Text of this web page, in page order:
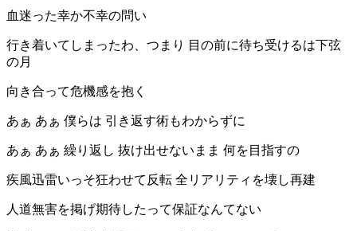
血迷った幸か不幸の問い
行き着いてしまったわ、つまり 目の前に待ち受けるは下弦
の月
向き合って危機感を抱く
あぁ あぁ 僕らは 引き返す術もわからずに
あぁ あぁ 繰り返し 抜け出せないまま 何を目指すの
疾風迅雷いっそ狂わせて反転 全リアリティを壊し再建
人道無害を掲げ期待したって保証なんてない